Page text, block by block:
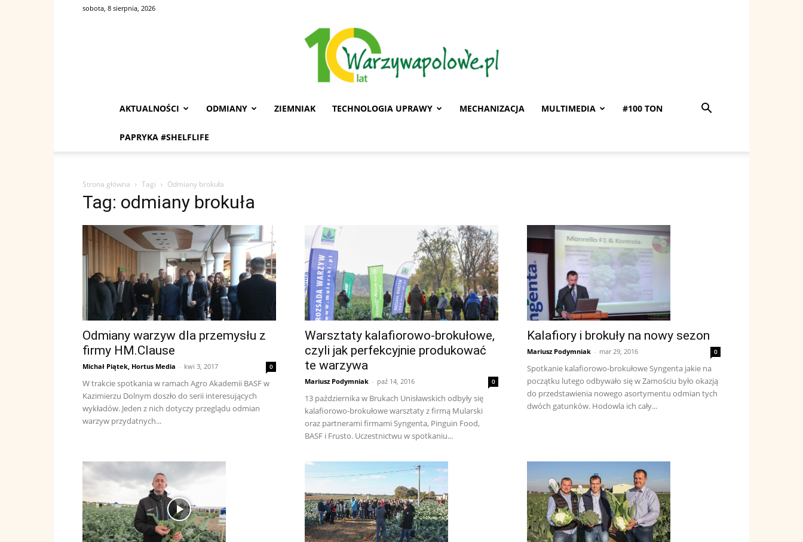
sobota, 8 sierpnia, 2026
AKTUALNOŚCI ODMIANY ZIEMNIAK TECHNOLOGIA UPRAWY MECHANIZACJA MULTIMEDIA #100 TON
PAPRYKA #SHELFLIFE
Strona główna Tagi Odmiany brokuła
Tag: odmiany brokuła
Odmiany warzyw dla przemysłu z
firmy HM.Clause
Michał Piątek, Hortus Media - kwi 3, 2017 0
W trakcie spotkania w ramach Agro Akademii BASF w
Kazimierzu Dolnym doszło do serii interesujących
wykładów. Jeden z nich dotyczy przeglądu odmian
warzyw przydatnych...
Warsztaty kalafiorowo-brokułowe,
czyli jak perfekcyjnie produkować
te warzywa
Mariusz Podymniak - paź 14, 2016 0
13 października w Brukach Unisławskich odbyły się
kalafiorowo-brokułowe warsztaty z firmą Mularski
oraz partnerami firmami Syngenta, Pinguin Food,
BASF i Frusto. Uczestnictwu w spotkaniu...
Kalafiory i brokuły na nowy sezon
Mariusz Podymniak - mar 29, 2016 0
Spotkanie kalafiorowo-brokułowe Syngenta jakie na
początku lutego odbywało się w Zamościu było okazją
do przedstawienia nowego asortymentu odmian tych
dwóch gatunków. Hodowla ich cały...